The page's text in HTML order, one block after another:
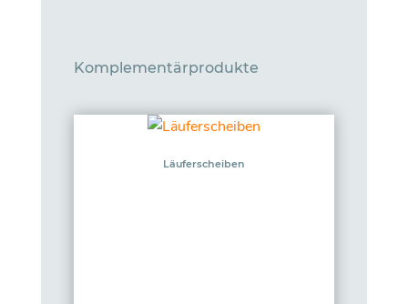
Komplementärprodukte
Läuferscheiben